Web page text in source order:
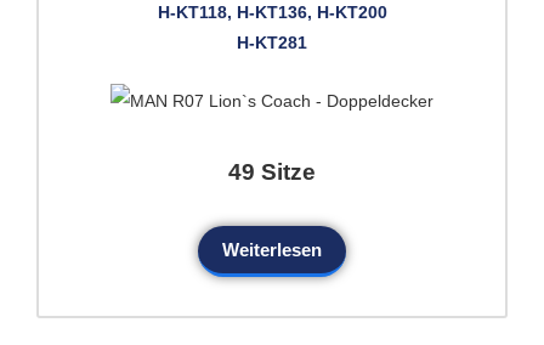
H-KT118, H-KT136, H-KT200
H-KT281
49 Sitze
Weiterlesen